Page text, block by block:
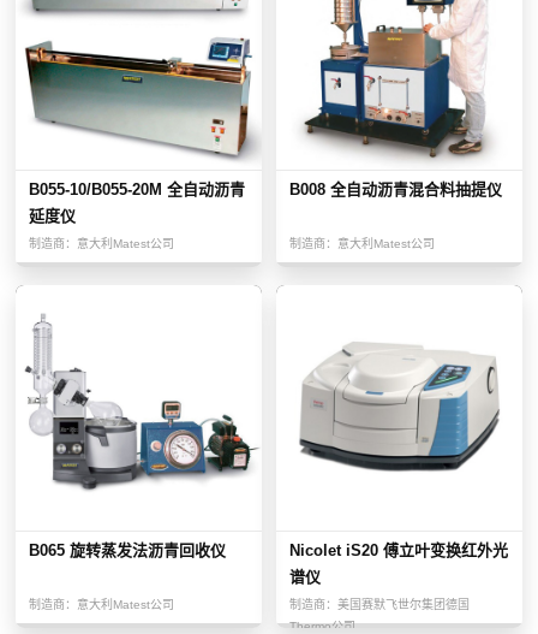
B055-10/B055-20M 全自动沥青
延度仪
制造商： 意大利Matest公司
B008 全自动沥青混合料抽提仪
制造商： 意大利Matest公司
B065 旋转蒸发法沥青回收仪
制造商： 意大利Matest公司
Nicolet iS20 傅立叶变换红外光
谱仪
制造商： 美国赛默飞世尔集团德国
Thermo公司